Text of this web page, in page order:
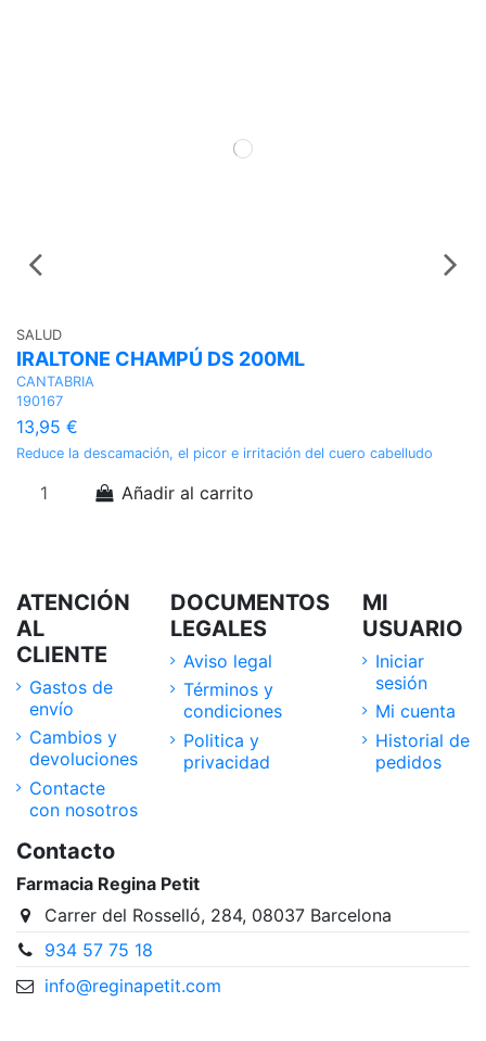
SALUD
IRALTONE CHAMPÚ DS 200ML
CANTABRIA
190167
13,95 €
Reduce la descamación, el picor e irritación del cuero cabelludo
Añadir al carrito
ATENCIÓN
AL
CLIENTE
Gastos de
envío
Cambios y
devoluciones
Contacte
con nosotros
DOCUMENTOS
LEGALES
Aviso legal
Términos y
condiciones
Politica y
privacidad
MI
USUARIO
Iniciar
sesión
Mi cuenta
Historial de
pedidos
Contacto
Farmacia Regina Petit
Carrer del Rosselló, 284, 08037 Barcelona
934 57 75 18
info@reginapetit.com